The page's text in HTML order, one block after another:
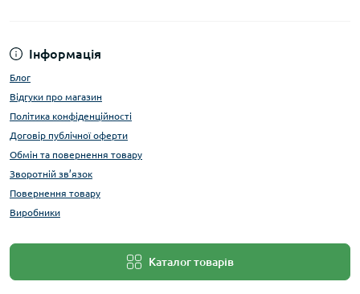
Інформація
Блог
Відгуки про магазин
Політика конфіденційності
Договір публічної оферти
Обмін та повернення товару
Зворотній зв’язок
Повернення товару
Виробники
Каталог товарів